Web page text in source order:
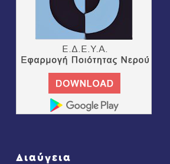
Διαύγεια